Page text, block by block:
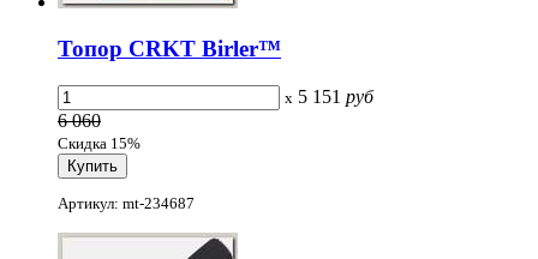
Топор CRKT Birler™
x 5 151 руб
6 060
Скидка 15%
Артикул: mt-234687